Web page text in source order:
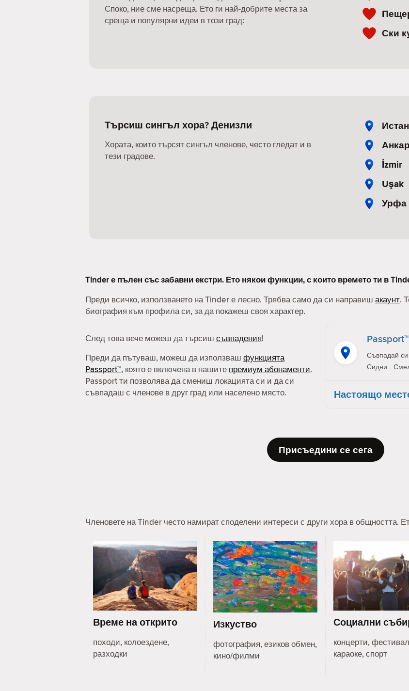
Споко, ние сме насреща. Ето ги най-добрите места за
среща и популярни идеи в този град:
Ски
Търсиш сингъл хора? Денизли
Хората, които търсят сингъл членове, често гледат и в
тези градове.
İzmir
Uşak
Урфа
Tinder е пълен със забавни екстри. Ето някои функции, с които времето ти в
Преди всичко, използването на Tinder е лесно. Трябва само да си направиш акаунт.
биография към профила си, за да покажеш своя характер.
След това вече можеш да търсиш съвпадения!
Преди да пътуваш, можеш да използваш функцията
Passport™, която е включена в нашите премиум абонаменти.
Passport ти позволява да смениш локацията си и да си
съвпадаш с членове в друг град или населено място.
Съвпадай
Сидни...
Настоящо
Присъедини се сега
Членовете на Tinder често намират споделени интереси с други хора в общността.
Време на открито
походи, колоездене,
разходки
Изкуство
фотография, езиков обмен,
кино/филми
Социални
концерти,
караоке, спорт